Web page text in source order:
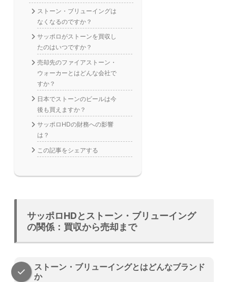
ストーン・ブリューイングは
なくなるのですか？
サッポロがストーンを買収し
たのはいつですか？
売却先のファイアストーン・
ウォーカーとはどんな会社で
すか？
日本でストーンのビールは今
後も買えますか？
サッポロHDの財務への影響
は？
この記事をシェアする
サッポロHDとストーン・ブリューイング
の関係：買収から売却まで
ストーン・ブリューイングとはどんなブランド
か